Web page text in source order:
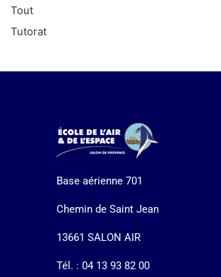
Tout
Tutorat
Base aérienne 701
Chemin de Saint Jean
13661 SALON AIR
Tél. : 04 13 93 82 00